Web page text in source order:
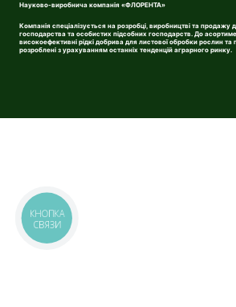
Науково-виробнича компанія «ФЛОРЕНТА»
Компанія спеціалізується на розробці, виробництві та продажу
господарства та особистих підсобних господарств. До
високоефективні рідкі добрива для листової обробки рослин та
розроблені з урахуванням останніх тенденцій аграрного ринку.
КНОПКА
СВЯЗИ